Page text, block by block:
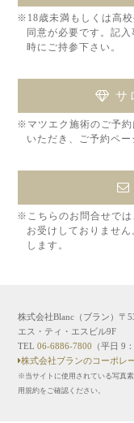
※18歳未満もしくは高
同意が必要です。記
時にご持参下さい。
サ
※マツエク施術のご予約
いただき、ご予約ペー
※こちらのお問合せでは
お受けしておりませ
します。
株式会社Blanc（ブラン）〒
エス・ティ・エスビル9F
TEL06-6886-7800
（平日 9
株式会社ブランのコーポレ
※当サイトに使用されている写真
用規約をご確認ください。